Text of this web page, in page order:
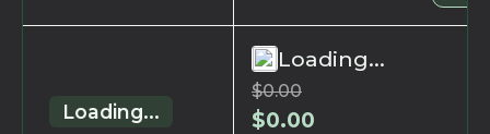
Loading...
Loading...
$0.00
$0.00